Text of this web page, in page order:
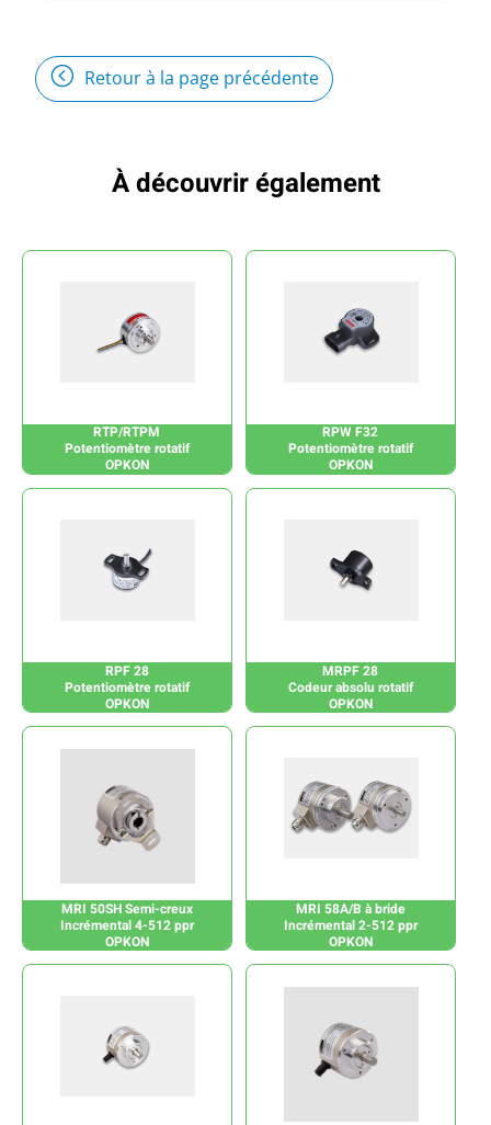
Retour à la page précédente
À découvrir également
RTP/RTPM
Potentiomètre rotatif
OPKON
RPW F32
Potentiomètre rotatif
OPKON
RPF 28
Potentiomètre rotatif
OPKON
MRPF 28
Codeur absolu rotatif
OPKON
MRI 50SH Semi-creux
Incrémental 4-512 ppr
OPKON
MRI 58A/B à bride
Incrémental 2-512 ppr
OPKON